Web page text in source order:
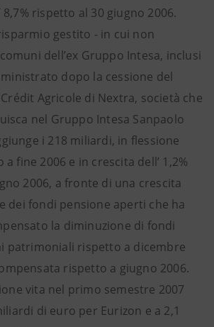
8,7% rispetto al 30 giugno 2006.
gestito - in cui non
dell’ex Gruppo Intesa, inclusi
dopo la cessione del
Agricole di Nextra, società che
nel Gruppo Intesa Sanpaolo
i 218 miliardi, in flessione
a fine 2006 e in crescita dell’ 1,2%
2006, a fronte di una crescita
dei fondi pensione aperti che ha
la diminuzione di fondi
patrimoniali rispetto a dicembre
rispetto a giugno 2006.
vita nel primo semestre 2007
di euro per Eurizon e a 2,1